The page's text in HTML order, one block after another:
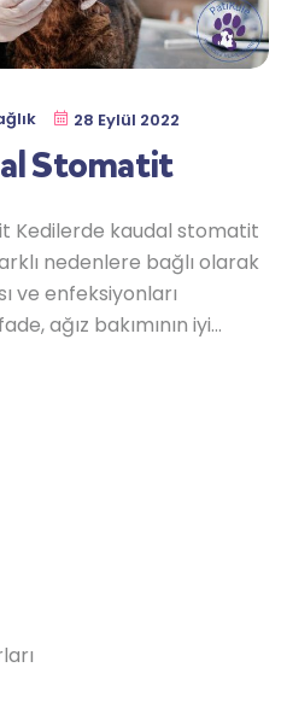
Stomatit
28 Eylül 2022
Kedilerde kaudal stomatit
nedenlere bağlı olarak
ve enfeksiyonları
ağız bakımının iyi
ve bu yaraya iyi
stomatit görülebilir.